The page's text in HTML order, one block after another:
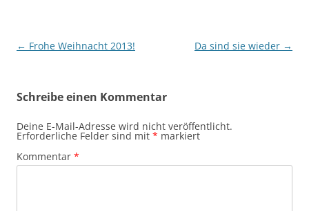
Beitragsnavigation
← Frohe Weihnacht 2013! Da sind sie wieder →
Schreibe einen Kommentar
Deine E-Mail-Adresse wird nicht veröffentlicht.
Erforderliche Felder sind mit * markiert
Kommentar *